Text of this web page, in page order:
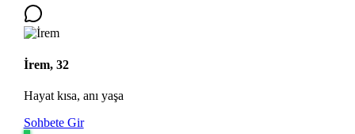
İrem, 32
Hayat kısa, anı yaşa
Sohbete Gir